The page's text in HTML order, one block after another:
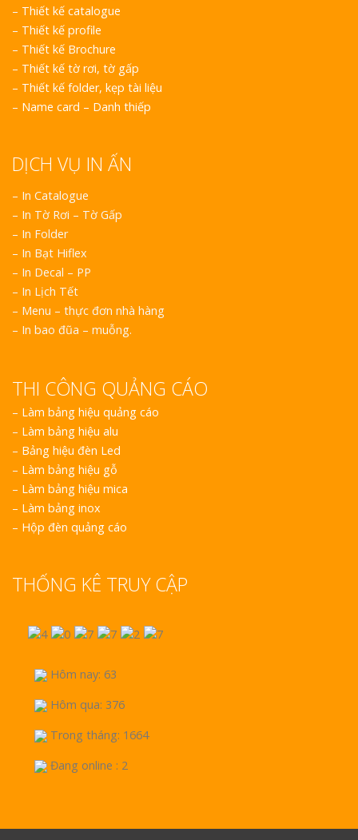
– Thiết kế catalogue
– Thiết kế profile
– Thiết kế Brochure
– Thiết kế tờ rơi, tờ gấp
– Thiết kế folder, kẹp tài liệu
– Name card – Danh thiếp
DỊCH VỤ IN ẤN
– In Catalogue
– In Tờ Rơi – Tờ Gấp
– In Folder
– In Bạt Hiflex
– In Decal – PP
– In Lịch Tết
– Menu – thực đơn nhà hàng
– In bao đũa – muỗng.
THI CÔNG QUẢNG CÁO
– Làm bảng hiệu quảng cáo
– Làm bảng hiệu alu
– Bảng hiệu đèn Led
– Làm bảng hiệu gỗ
– Làm bảng hiệu mica
– Làm bảng inox
– Hộp đèn quảng cáo
THỐNG KÊ TRUY CẬP
Hôm nay: 63
Hôm qua: 376
Trong tháng: 1664
Đang online : 2